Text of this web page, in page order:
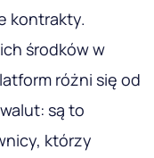
kontrakty.
środków w
różni się od
są to
którzy